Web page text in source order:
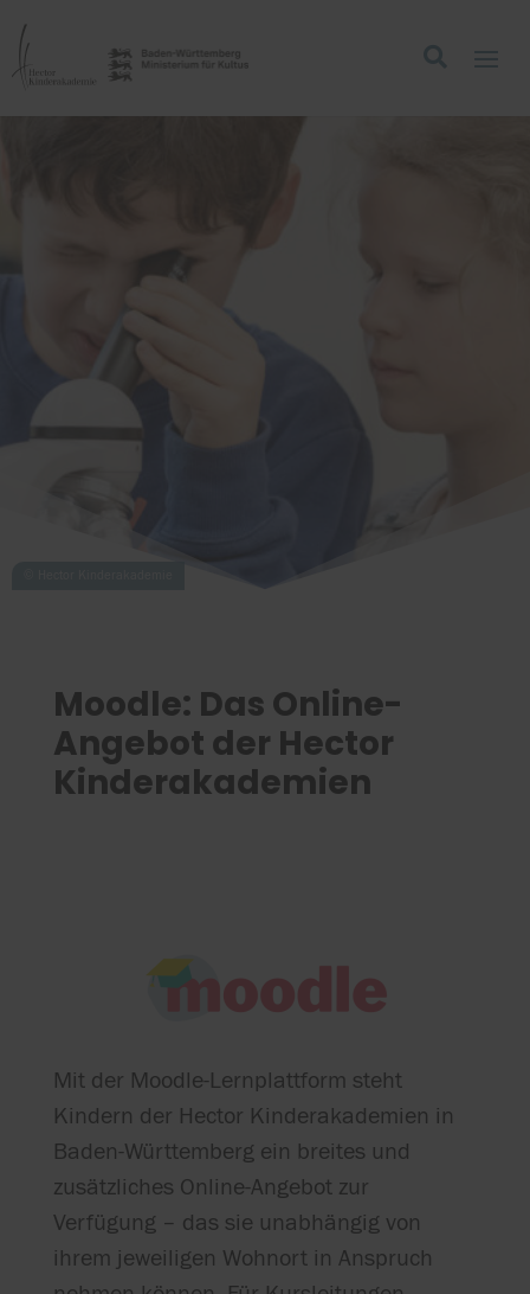
Moodle: Das Online-
Angebot der Hector
Kinderakademien
Mit der Moodle-Lernplattform steht
Kindern der Hector Kinderakademien in
Baden-Württemberg ein breites und
zusätzliches Online-Angebot zur
Verfügung – das sie unabhängig von
ihrem jeweiligen Wohnort in Anspruch